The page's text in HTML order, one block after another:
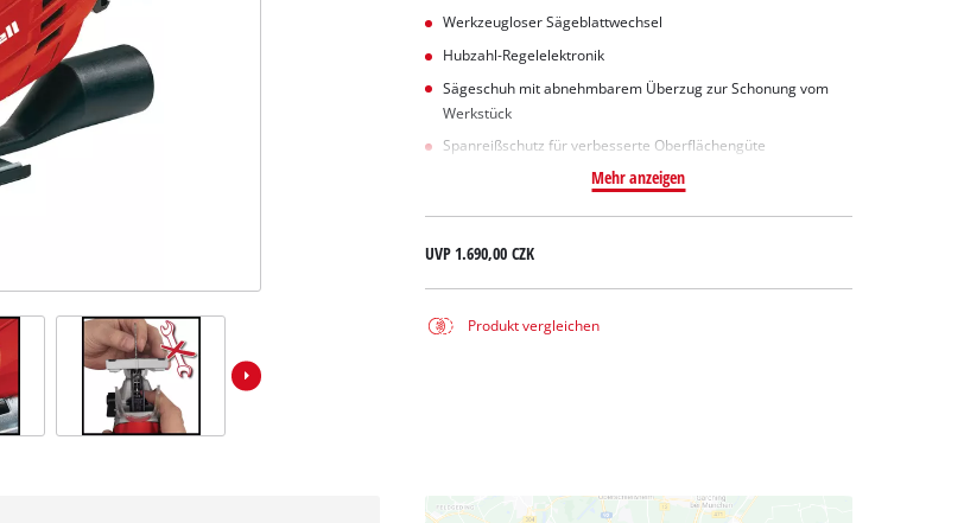
Werkzeugloser Sägeblattwechsel
Hubzahl-Regelelektronik
Sägeschuh mit abnehmbarem Überzug zur Schonung vom
Werkstück
Spanreißschutz für verbesserte Oberflächengüte
Mehr anzeigen
UVP1.690,00 CZK
Produkt vergleichen